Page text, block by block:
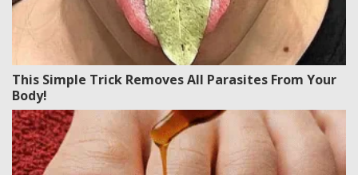
This Simple Trick Removes All Parasites From Your
Body!